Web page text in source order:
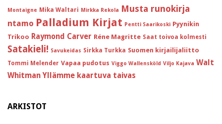
Montaigne Mika Waltari Mirkka Rekola Musta runokirja
ntamo Palladium Kirjat Pentti Saarikoski Pyynikin
Trikoo Raymond Carver Réne Magritte Saat toivoa kolmesti
Satakieli! Savukeidas Sirkka Turkka Suomen kirjailijaliitto
Tommi Melender Vapaa pudotus Viggo Wallensköld Viljo Kajava Walt
Whitman Yllämme kaartuva taivas
ARKISTOT